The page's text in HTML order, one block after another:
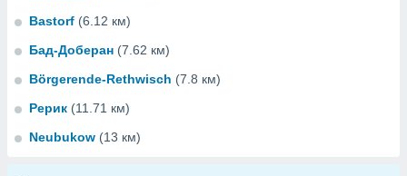
Bastorf (6.12 км)
Бад-Доберан (7.62 км)
Börgerende-Rethwisch (7.8 км)
Рерик (11.71 км)
Neubukow (13 км)